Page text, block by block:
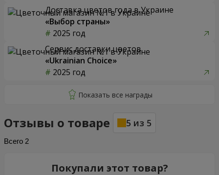
Доставка цветов года в Украине
«Выбор страны»
2025 год
Сервис доставки цветов
«Ukrainian Choice»
2025 год
Отзывы о товаре 5 из 5
Всего 2
Покупали этот товар?